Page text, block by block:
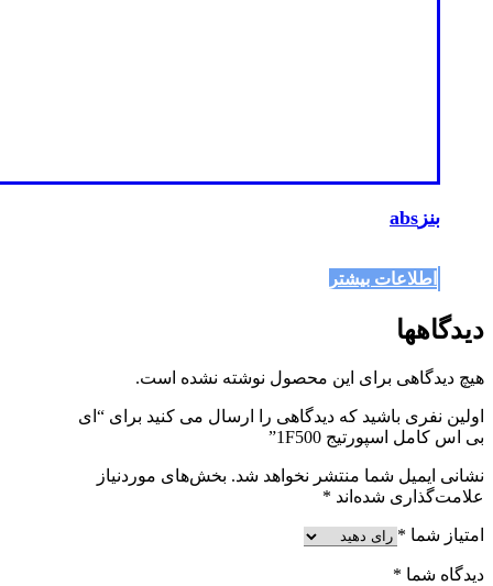
بنزabs
اطلاعات بیشتر
دیدگاهها
هیچ دیدگاهی برای این محصول نوشته نشده است.
اولین نفری باشید که دیدگاهی را ارسال می کنید برای “ای
بی اس کامل اسپورتیج 1F500”
نشانی ایمیل شما منتشر نخواهد شد. بخش‌های موردنیاز
علامت‌گذاری شده‌اند *
امتیاز شما *
دیدگاه شما *